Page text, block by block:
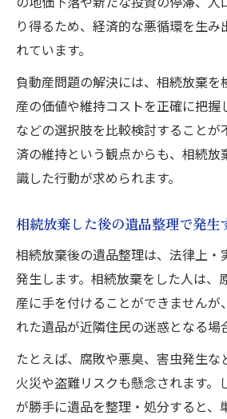
り得るため、経済的な悪循環を生み
れています。
負動産問題の解決には、相続放棄を
産の価値や維持コストを正確に把握
などの選択肢を比較検討することが
済の維持という観点からも、相続放
識した行動が求められます。
相続放棄した後の遺品整理で発生
相続放棄後の遺品整理は、法律上・
発生します。相続放棄をした人は、
産に手を付けることができませんが
れた遺品が近隣住民の迷惑となる場
たとえば、腐敗や悪臭、害虫発生な
火災や盗難リスクも懸念されます。
が勝手に遺品を整理・処分すると、